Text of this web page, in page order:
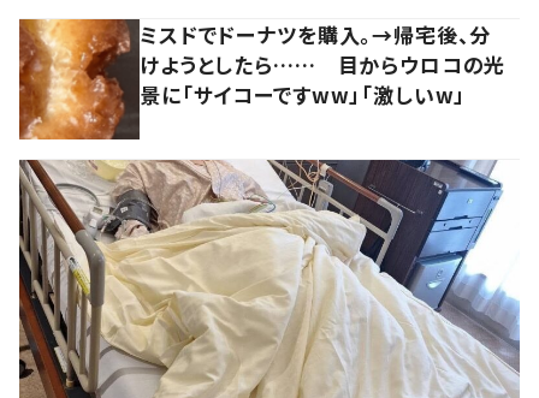
ミスドでドーナツを購入。→帰宅後、分
けようとしたら…… 目からウロコの光
景に「サイコーですww」「激しいw」